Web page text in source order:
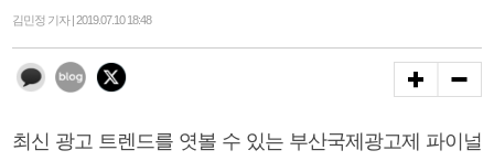
김민정 기자 | 2019.07.10 18:48
최신 광고 트렌드를 엿볼 수 있는 부산국제광고제 파이널